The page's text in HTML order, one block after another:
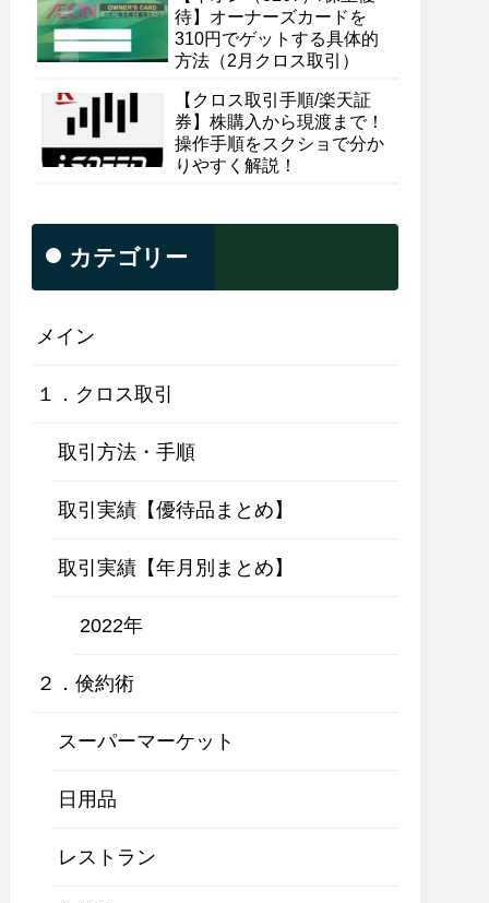
待】オーナーズカードを
310円でゲットする具体的
方法（2月クロス取引）
【クロス取引手順/楽天証
券】株購入から現渡まで！
操作手順をスクショで分か
りやすく解説！
カテゴリー
メイン
１．クロス取引
取引方法・手順
取引実績【優待品まとめ】
取引実績【年月別まとめ】
2022年
２．倹約術
スーパーマーケット
日用品
レストラン